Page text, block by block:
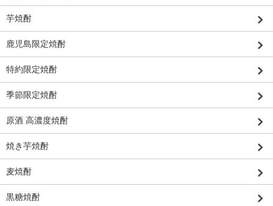
芋焼酎
鹿児島限定焼酎
特約限定焼酎
季節限定焼酎
原酒 高濃度焼酎
焼き芋焼酎
麦焼酎
黒糖焼酎